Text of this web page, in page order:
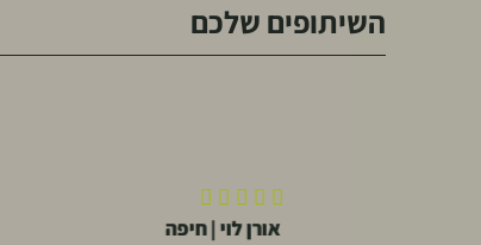
השיתופים שלכם
אורן לוי | חיפה